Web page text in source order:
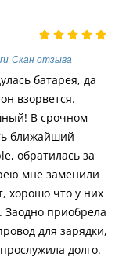
Скан отзыва
батарея, да
взорвется.
В срочном
ближайший
обратилась за
мне заменили
хорошо что у них
Заодно приобрела
для зарядки,
долго.